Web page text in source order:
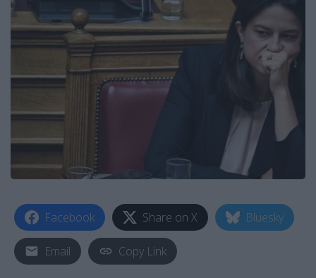
Facebook Share on X Bluesky
Email Copy Link